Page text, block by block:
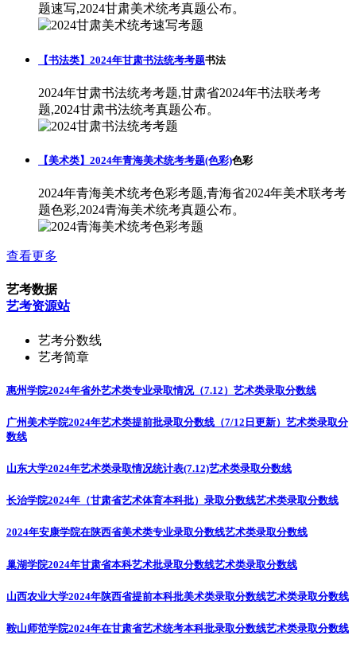
题速写,2024甘肃美术统考真题公布。
【书法类】2024年甘肃书法统考考题书法
2024年甘肃书法统考考题,甘肃省2024年书法联考考
题,2024甘肃书法统考真题公布。
【美术类】2024年青海美术统考考题(色彩)色彩
2024年青海美术统考色彩考题,青海省2024年美术联考考
题色彩,2024青海美术统考真题公布。
查看更多
艺考数据
艺考资源站
艺考分数线
艺考简章
惠州学院2024年省外艺术类专业录取情况（7.12） 艺术类录取分数线
广州美术学院2024年艺术类提前批录取分数线（7/12日更新） 艺术类录取分
数线
山东大学2024年艺术类录取情况统计表(7.12)艺术类录取分数线
长治学院2024年（甘肃省艺术体育本科批）录取分数线艺术类录取分数线
2024年安康学院在陕西省美术类专业录取分数线艺术类录取分数线
巢湖学院2024年甘肃省本科艺术批录取分数线艺术类录取分数线
山西农业大学2024年陕西省提前本科批美术类录取分数线艺术类录取分数线
鞍山师范学院2024年在甘肃省艺术统考本科批录取分数线艺术类录取分数线